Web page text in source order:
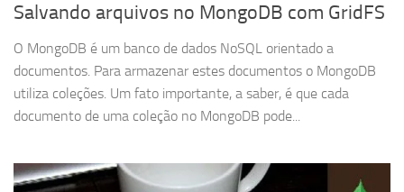
Salvando arquivos no MongoDB com GridFS
O MongoDB é um banco de dados NoSQL orientado a
documentos. Para armazenar estes documentos o MongoDB
utiliza coleções. Um fato importante, a saber, é que cada
documento de uma coleção no MongoDB pode...